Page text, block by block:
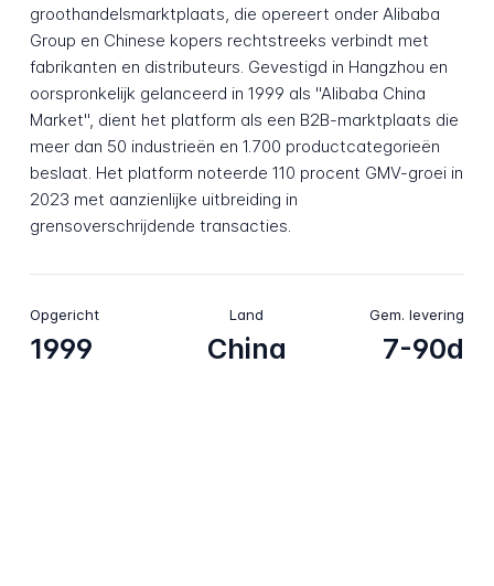
groothandelsmarktplaats, die opereert onder Alibaba
Group en Chinese kopers rechtstreeks verbindt met
fabrikanten en distributeurs. Gevestigd in Hangzhou en
oorspronkelijk gelanceerd in 1999 als "Alibaba China
Market", dient het platform als een B2B-marktplaats die
meer dan 50 industrieën en 1.700 productcategorieën
beslaat. Het platform noteerde 110 procent GMV-groei in
2023 met aanzienlijke uitbreiding in
grensoverschrijdende transacties.
Opgericht
1999
Land
China
Gem. levering
7-90d